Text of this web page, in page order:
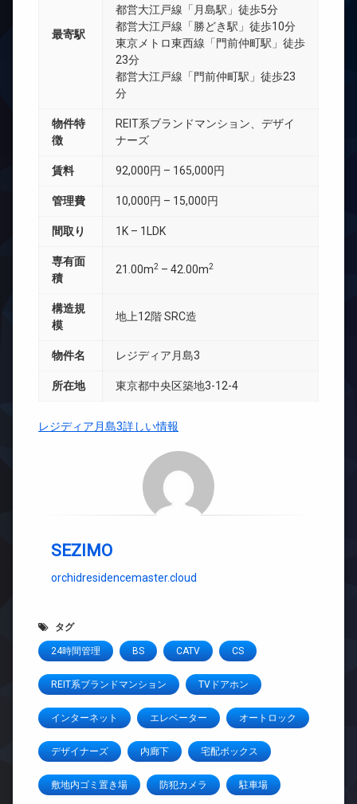
最寄駅
都営大江戸線「月島駅」徒歩5分
都営大江戸線「勝どき駅」徒歩10分
東京メトロ東西線「門前仲町駅」徒歩
23分
都営大江戸線「門前仲町駅」徒歩23
分
物件特
徴
REIT系ブランドマンション、デザイ
ナーズ
賃料 92,000円 – 165,000円
管理費 10,000円 – 15,000円
間取り 1K – 1LDK
専有面
積
21.00m2 – 42.00m2
構造規
模
地上12階 SRC造
物件名 レジディア月島3
所在地 東京都中央区築地3-12-4
レジディア月島3詳しい情報
SEZIMO
orchidresidencemaster.cloud
タグ
24時間管理 BS CATV CS
REIT系ブランドマンション TVドアホン
インターネット エレベーター オートロック
デザイナーズ 内廊下 宅配ボックス
敷地内ゴミ置き場 防犯カメラ 駐車場